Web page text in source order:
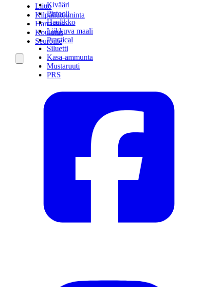
Kivääri
Pistooli
Haulikko
Liikkuva maali
Practical
Siluetti
Kasa-ammunta
Mustaruuti
PRS
Liitto
Kilpailutoiminta
Harrastus
Koulutus
Seuroille